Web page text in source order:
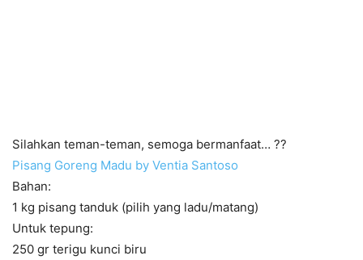
Silahkan teman-teman, semoga bermanfaat… ??
Pisang Goreng Madu by Ventia Santoso
Bahan:
1 kg pisang tanduk (pilih yang ladu/matang)
Untuk tepung:
250 gr terigu kunci biru